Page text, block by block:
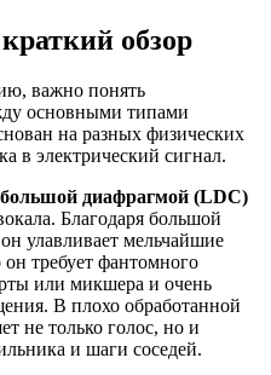
обзор
важно понять
основными типами
на разных физических
в электрический сигнал.
диафрагмой (LDC)
Благодаря большой
улавливает мельчайшие
требует фантомного
или микшера и очень
В плохо обработанной
не только голос, но и
и шаги соседей.